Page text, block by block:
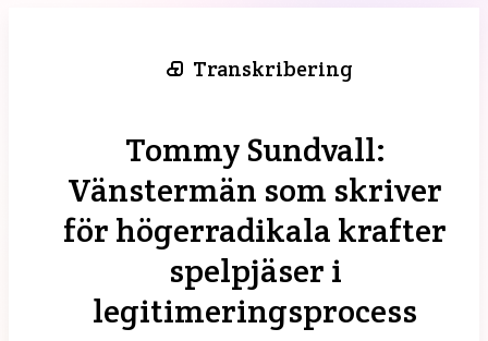
Transkribering
Tommy Sundvall:
Vänstermän som skriver
för högerradikala krafter
spelpjäser i
legitimeringsprocess